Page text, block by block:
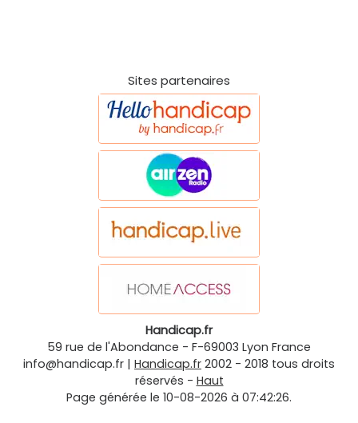
Sites partenaires
Handicap.fr
59 rue de l'Abondance - F-69003 Lyon France
info@handicap.fr | Handicap.fr 2002 - 2018 tous droits
réservés - Haut
Page générée le 10-08-2026 à 07:42:26.